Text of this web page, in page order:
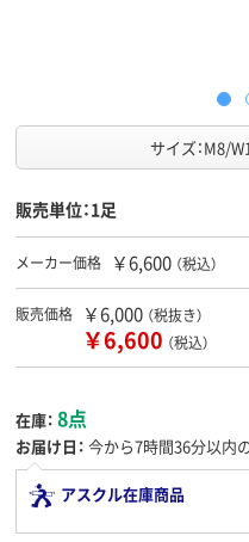
サイズ：M8/
販売単位：1足
メーカー価格 ￥6,600 （税込）
販売価格 ￥6,000 （税抜き）
￥6,600 （税込）
在庫： 8点
お届け日： 今から7時間36分以内
アスクル在庫商品